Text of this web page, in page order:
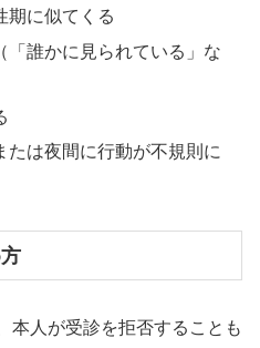
期に似てくる
「誰かに見られている」な
たは夜間に行動が不規則に
本人が受診を拒否することも